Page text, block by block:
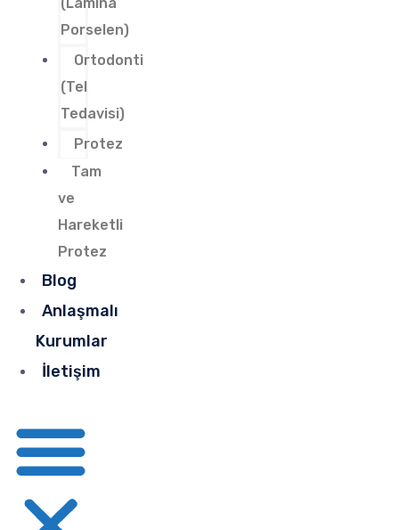
Porselen)
Ortodonti
(Tel
Tedavisi)
Protez
Tam
ve
Hareketli
Protez
Blog
Anlaşmalı
Kurumlar
İletişim